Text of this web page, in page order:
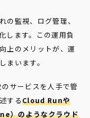
の監視、ログ管理、
します。この運用負
上のメリットが、運
まいます。
サービスを人手で管
するCloud Runや
）のようなクラウド